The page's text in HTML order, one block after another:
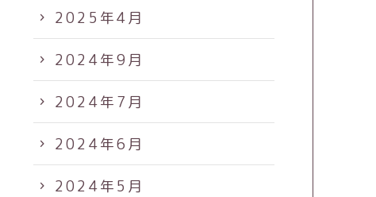
2025年4月
2024年9月
2024年7月
2024年6月
2024年5月